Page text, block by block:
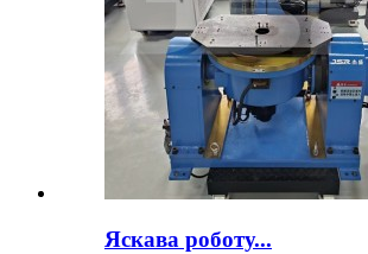
Яскава роботу...